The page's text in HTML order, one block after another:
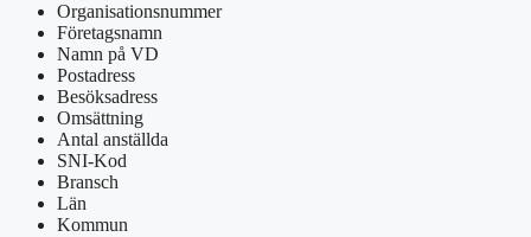
Organisationsnummer
Företagsnamn
Namn på VD
Postadress
Besöksadress
Omsättning
Antal anställda
SNI-Kod
Bransch
Län
Kommun